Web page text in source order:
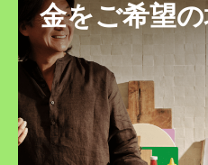
金をご希望